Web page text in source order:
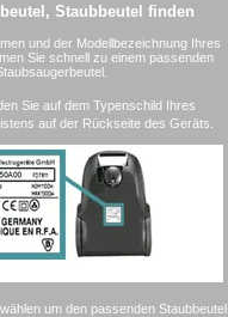
Staubbeutel finden
und der Modellbezeichnung Ihres
Sie schnell zu einem passenden
Sie auf dem Typenschild Ihres
auf der Rückseite des Geräts.
um den passenden Staubbeutel